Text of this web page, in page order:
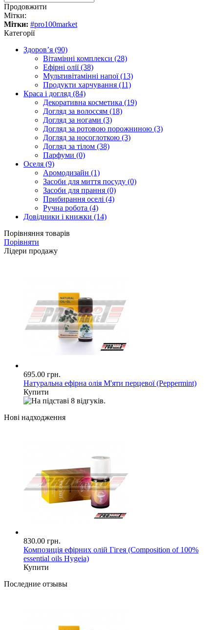
Продовжити
Мітки:
Мітки: #pro100market
Категорії
Здоров’я (90)
Вітамінні комплекси (28)
Ефірні олії (38)
Мультивітамінні напої (13)
Продукти харчування (11)
Краса і догляд (84)
Декоративна косметика (19)
Догляд за волоссям (18)
Догляд за ногами (3)
Догляд за ротовою порожниною (3)
Догляд за носоглоткою (3)
Догляд за тілом (38)
Парфуми (0)
Оселя (9)
Аромодизайн (1)
Засоби для миття посуду (0)
Засоби для прання (0)
Прибирання оселі (4)
Ручна робота (4)
Довідники і книжки (14)
Порівняння товарів
Порівняти
Лідери продажу
695.00 грн.
Натуральна ефірна олія М'яти перцевої (Peppermint)
Купити
Нові надходження
830.00 грн.
Композиція ефірних олій Гігея (Composition of 100%
essential oils Hygeia)
Купити
Последние отзывы